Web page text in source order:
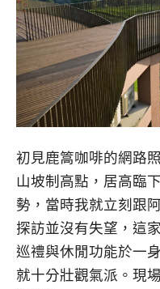
初見鹿篙咖啡的網路
山坡制高點，居高臨
勢，當時我就立刻跟
探訪並沒有失望，這
巡禮與休閒功能於一
就十分壯觀氣派。現